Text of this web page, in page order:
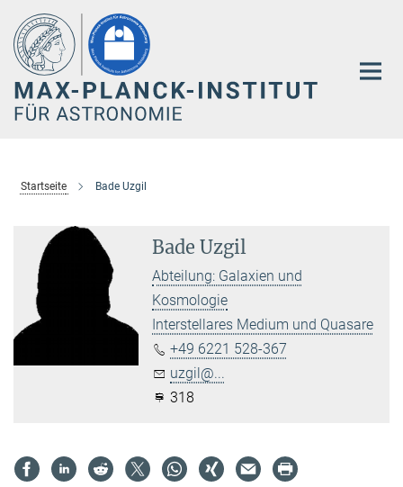
Hauptinhalt
Startseite Bade Uzgil
Bade Uzgil
Abteilung: Galaxien und
Kosmologie
Interstellares Medium und Quasare
+49 6221 528-367
uzgil@...
318